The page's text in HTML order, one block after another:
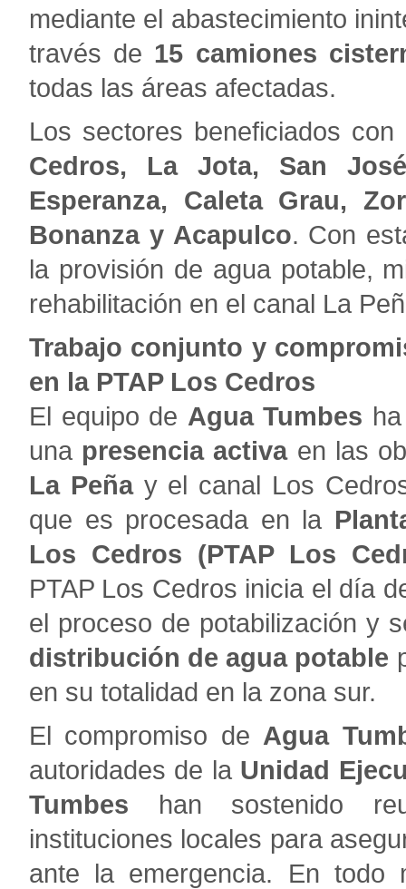
mediante el abastecimiento
través de 15 camiones
todas las áreas afectadas.
Los sectores beneficiados
Cedros, La Jota, San
Esperanza, Caleta Grau,
Bonanza y Acapulco. Con
la provisión de agua potable,
rehabilitación en el canal La
Trabajo conjunto y
en la PTAP Los Cedros
El equipo de Agua Tumbes
una presencia activaen las
La Peñay el canal Los
que es procesada en la
Los Cedros (PTAP Los
PTAP Los Cedros inicia el día
el proceso de potabilización y
distribución de agua potable
en su totalidad en la zona sur.
El compromiso de Agua
autoridades de la Unidad
Tumbes han sostenido
instituciones locales para
ante la emergencia. En todo